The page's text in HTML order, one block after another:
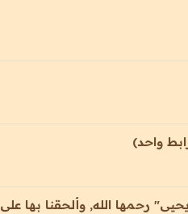
واحد)
رحمها الله, وألحقنا بها على